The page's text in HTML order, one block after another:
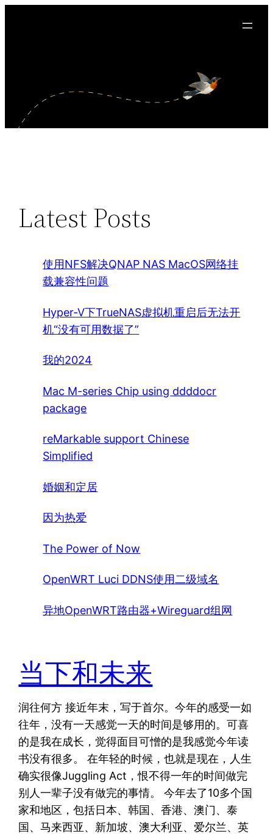
Latest Posts
使用NFS解决QNAP NAS MacOS网络挂
载兼容性问题
Hyper-V下TrueNAS虚拟机重启后无法开
机“没有可用数据了”
我的2024
Mac M-series Chip using ddddocr
package
reMarkable support Chinese
Simplified
婚姻和定居
因为热爱
The Power of Now
OpenWRT Luci DDNS使用二级域名
异地OpenWRT路由器+Wireguard组网
当下和未来
润往何方 接近年末，写于首尔。今年的感受一如
往年，没有一天感觉一天的时间是够用的。可喜
的是我在成长，觉得面目可憎的是我感觉今年读
书没有很多。 在年轻的时候，也就是现在，人生
确实很像Juggling Act，恨不得一年的时间做完
别人一辈子没有做完的事情。 今年去了10多个国
家和地区，包括日本、韩国、香港、澳门、泰
国、马来西亚、新加坡、澳大利亚、爱尔兰、英